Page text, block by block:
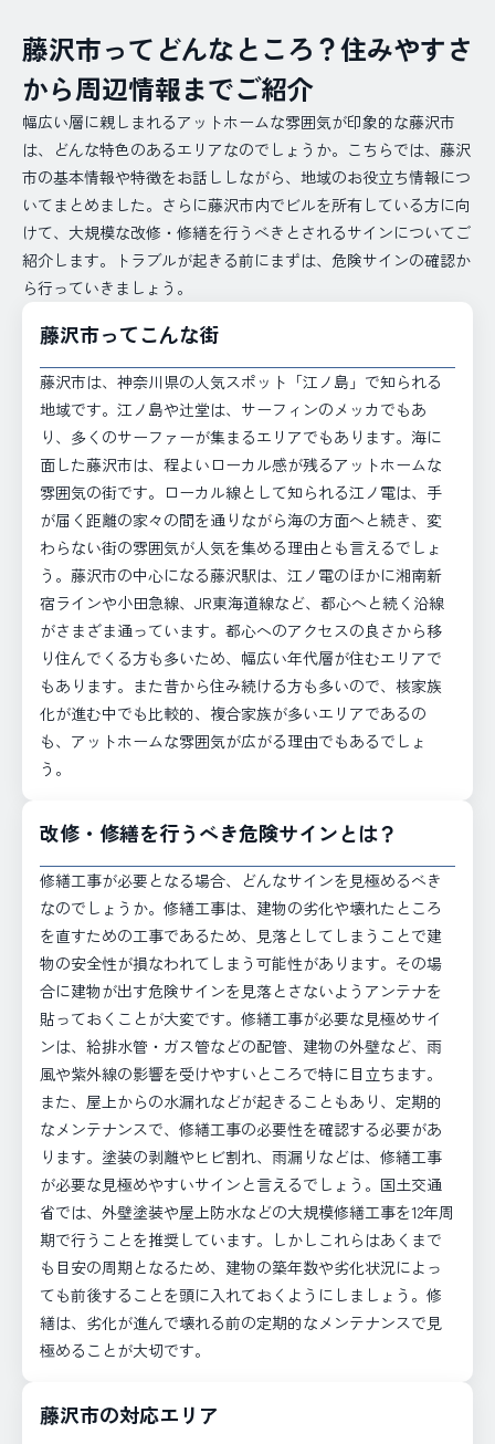
藤沢市ってどんなところ？住みやすさ
から周辺情報までご紹介
幅広い層に親しまれるアットホームな雰囲気が印象的な藤沢市
は、どんな特色のあるエリアなのでしょうか。こちらでは、藤沢
市の基本情報や特徴をお話ししながら、地域のお役立ち情報につ
いてまとめました。さらに藤沢市内でビルを所有している方に向
けて、大規模な改修・修繕を行うべきとされるサインについてご
紹介します。トラブルが起きる前にまずは、危険サインの確認か
ら行っていきましょう。
藤沢市ってこんな街
藤沢市は、神奈川県の人気スポット「江ノ島」で知られる
地域です。江ノ島や辻堂は、サーフィンのメッカでもあ
り、多くのサーファーが集まるエリアでもあります。海に
面した藤沢市は、程よいローカル感が残るアットホームな
雰囲気の街です。ローカル線として知られる江ノ電は、手
が届く距離の家々の間を通りながら海の方面へと続き、変
わらない街の雰囲気が人気を集める理由とも言えるでしょ
う。藤沢市の中心になる藤沢駅は、江ノ電のほかに湘南新
宿ラインや小田急線、JR東海道線など、都心へと続く沿線
がさまざま通っています。都心へのアクセスの良さから移
り住んでくる方も多いため、幅広い年代層が住むエリアで
もあります。また昔から住み続ける方も多いので、核家族
化が進む中でも比較的、複合家族が多いエリアであるの
も、アットホームな雰囲気が広がる理由でもあるでしょ
う。
改修・修繕を行うべき危険サインとは？
修繕工事が必要となる場合、どんなサインを見極めるべき
なのでしょうか。修繕工事は、建物の劣化や壊れたところ
を直すための工事であるため、見落としてしまうことで建
物の安全性が損なわれてしまう可能性があります。その場
合に建物が出す危険サインを見落とさないようアンテナを
貼っておくことが大変です。修繕工事が必要な見極めサイ
ンは、給排水管・ガス管などの配管、建物の外壁など、雨
風や紫外線の影響を受けやすいところで特に目立ちます。
また、屋上からの水漏れなどが起きることもあり、定期的
なメンテナンスで、修繕工事の必要性を確認する必要があ
ります。塗装の剥離やヒビ割れ、雨漏りなどは、修繕工事
が必要な見極めやすいサインと言えるでしょう。国土交通
省では、外壁塗装や屋上防水などの大規模修繕工事を12年周
期で行うことを推奨しています。しかしこれらはあくまで
も目安の周期となるため、建物の築年数や劣化状況によっ
ても前後することを頭に入れておくようにしましょう。修
繕は、劣化が進んで壊れる前の定期的なメンテナンスで見
極めることが大切です。
藤沢市の対応エリア